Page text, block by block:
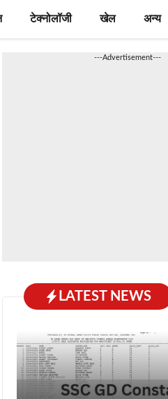
टेक्नोलॉजी खेल अन्य
---Advertisement---
LATEST NEWS